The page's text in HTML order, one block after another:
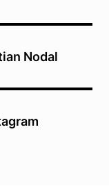
Nodal